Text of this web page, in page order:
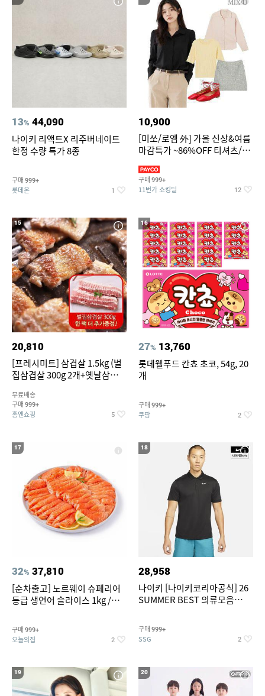
13% 44,090
나이키 리액트X 리주버네이트
한정 수량 특가 8종
구매 999+
롯데온 1
10,900
[미쏘/로엠 外] 가을 신상&여름
마감특가 ~86%OFF 티셔츠/슬
구매 999+
11번가 쇼킹딜 12
15
20,810
[프레시미트] 삼겹살 1.5kg (벌
집삼겹살 300g 2개+옛날삼겹살
팩 추가증정)
무료배송
구매 999+
홈앤쇼핑 5
16
27% 13,760
롯데웰푸드 칸쵸 초코, 54g, 20
개
구매 999+
쿠팡 2
17
32% 37,810
[순차출고] 노르웨이 슈페리어
등급 생연어 슬라이스 1kg /
구매 999+
오늘의집 2
18
28,958
나이키 [나이키코리아공식] 26
SUMMER BEST 의류모음
구매 999+
SSG 2
19 20